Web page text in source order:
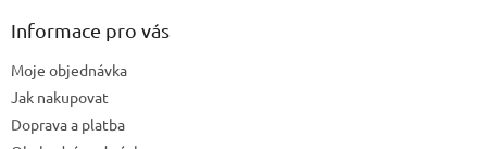
Informace pro vás
Moje objednávka
Jak nakupovat
Doprava a platba